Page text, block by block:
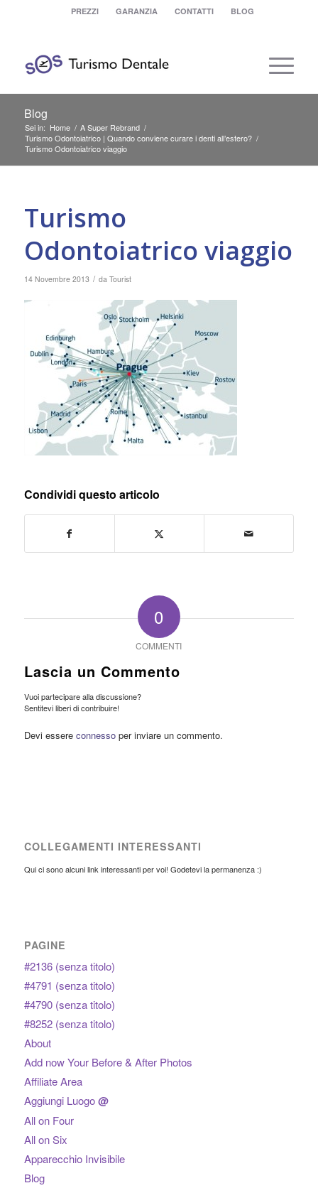
PREZZI GARANZIA CONTATTI BLOG
Blog
Sei in: Home / A Super Rebrand /
Turismo Odontoiatrico | Quando conviene curare i denti all’estero? /
Turismo Odontoiatrico viaggio
Turismo
Odontoiatrico viaggio
14 Novembre 2013 / da Tourist
Condividi questo articolo
0
COMMENTI
Lascia un Commento
Vuoi partecipare alla discussione?
Sentitevi liberi di contribuire!
Devi essere connessoper inviare un commento.
COLLEGAMENTI INTERESSANTI
Qui ci sono alcuni link interessanti per voi! Godetevi la permanenza :)
PAGINE
#2136 (senza titolo)
#4791 (senza titolo)
#4790 (senza titolo)
#8252 (senza titolo)
About
Add now Your Before & After Photos
Affiliate Area
Aggiungi Luogo@
All on Four
All on Six
Apparecchio Invisibile
Blog